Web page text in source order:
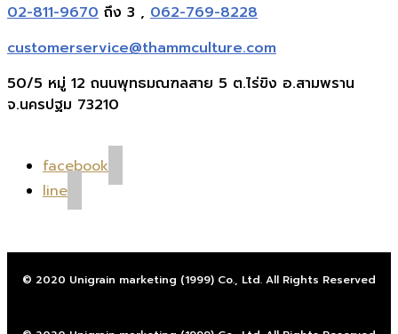
02-811-9670 ถึง 3 , 062-769-8228
customerservice@thammculture.com
50/5 หมู่ 12 ถนนพุทธมณฑลสาย 5 ต.ไร่ขิง อ.สามพราน
จ.นครปฐม 73210
facebook
line
© 2020 Unigrain marketing (1999) Co., Ltd. All Rights Reserved